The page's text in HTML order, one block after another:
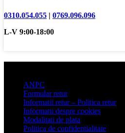
0310.054.055 | 0769.096.096
L-V 9:00-18:00
ANPC
Formular retur
Informatii retur – Politica retur
Informatii despre cookies
Modalitati de plata
Politica de confidentialitate